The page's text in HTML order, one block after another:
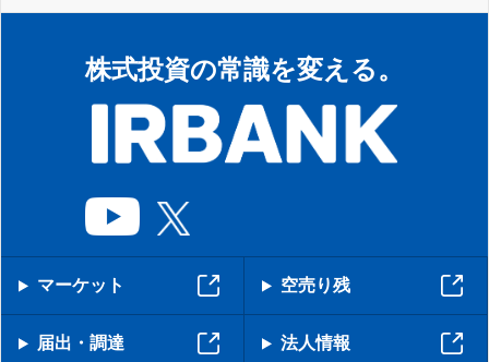
株式投資の常識を変える。
マーケット 空売り残
届出・調達 法人情報